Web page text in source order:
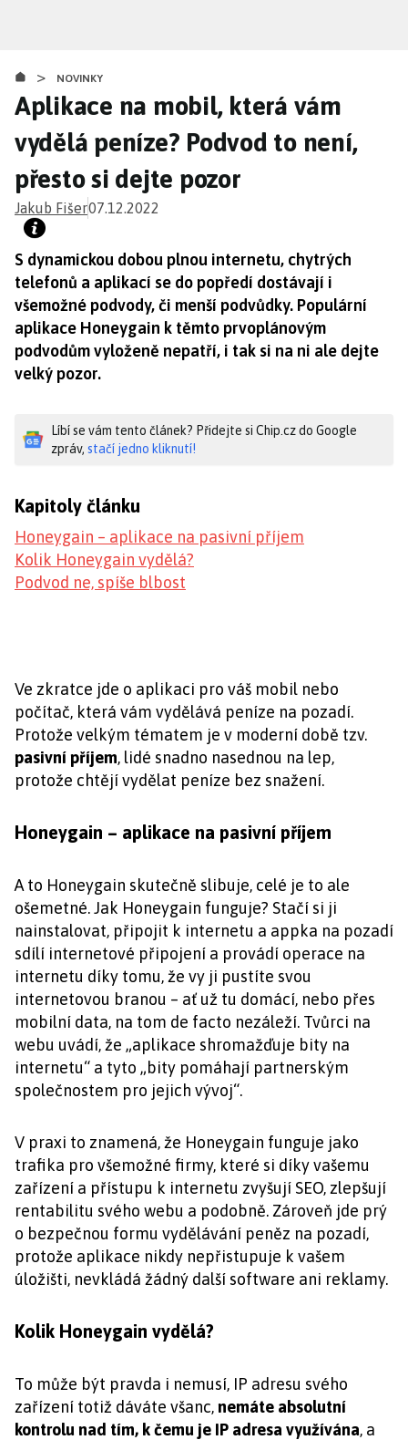
obsahu
> NOVINKY
Aplikace na mobil, která vám
vydělá peníze? Podvod to není,
přesto si dejte pozor
Jakub Fišer07.12.2022
S dynamickou dobou plnou internetu, chytrých
telefonů a aplikací se do popředí dostávají i
všemožné podvody, či menší podvůdky. Populární
aplikace Honeygain k těmto prvoplánovým
podvodům vyloženě nepatří, i tak si na ni ale dejte
velký pozor.
Líbí se vám tento článek? Přidejte si Chip.cz do Google
zpráv, stačí jedno kliknutí!
Kapitoly článku
Honeygain – aplikace na pasivní příjem
Kolik Honeygain vydělá?
Podvod ne, spíše blbost
Ve zkratce jde o aplikaci pro váš mobil nebo
počítač, která vám vydělává peníze na pozadí.
Protože velkým tématem je v moderní době tzv.
pasivní příjem, lidé snadno nasednou na lep,
protože chtějí vydělat peníze bez snažení.
Honeygain – aplikace na pasivní příjem
A to Honeygain skutečně slibuje, celé je to ale
ošemetné. Jak Honeygain funguje? Stačí si ji
nainstalovat, připojit k internetu a appka na pozadí
sdílí internetové připojení a provádí operace na
internetu díky tomu, že vy ji pustíte svou
internetovou branou – ať už tu domácí, nebo přes
mobilní data, na tom de facto nezáleží. Tvůrci na
webu uvádí, že „aplikace shromažďuje bity na
internetu“ a tyto „bity pomáhají partnerským
společnostem pro jejich vývoj“.
V praxi to znamená, že Honeygain funguje jako
trafika pro všemožné firmy, které si díky vašemu
zařízení a přístupu k internetu zvyšují SEO, zlepšují
rentabilitu svého webu a podobně. Zároveň jde prý
o bezpečnou formu vydělávání peněz na pozadí,
protože aplikace nikdy nepřistupuje k vašem
úložišti, nevkládá žádný další software ani reklamy.
Kolik Honeygain vydělá?
To může být pravda i nemusí, IP adresu svého
zařízení totiž dáváte všanc,nemáte absolutní
kontrolu nad tím, k čemu je IP adresa využívána, a